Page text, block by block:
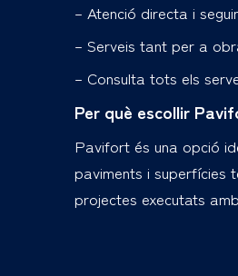
– Atenció directa i
– Serveis tant per a
– Consulta tots els
Per què escollir
Pavifort és una opció
paviments i superfícies
projectes executats